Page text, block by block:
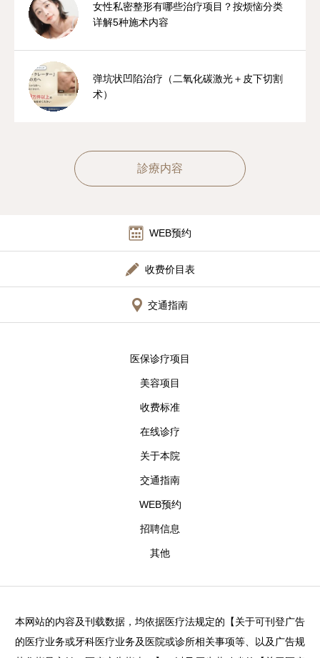
女性私密整形有哪些治疗项目？按烦恼分类
详解5种施术内容
弹坑状凹陷治疗（二氧化碳激光＋皮下切割
术）
診療内容
WEB预约
收费价目表
交通指南
医保诊疗项目
美容项目
收费标准
在线诊疗
关于本院
交通指南
WEB预约
招聘信息
其他
本网站的内容及刊载数据，均依据医疗法规定的【关于可刊登广告
的医疗业务或牙科医疗业务及医院或诊所相关事项等、以及广告规